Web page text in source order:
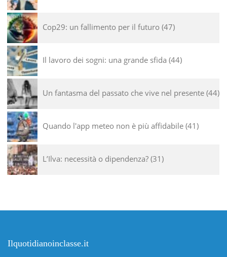
Cop29: un fallimento per il futuro 47
Il lavoro dei sogni: una grande sfida 44
Un fantasma del passato che vive nel presente 44
Quando l'app meteo non è più affidabile 41
L’Ilva: necessità o dipendenza? 31
Ilquotidianoinclasse.it